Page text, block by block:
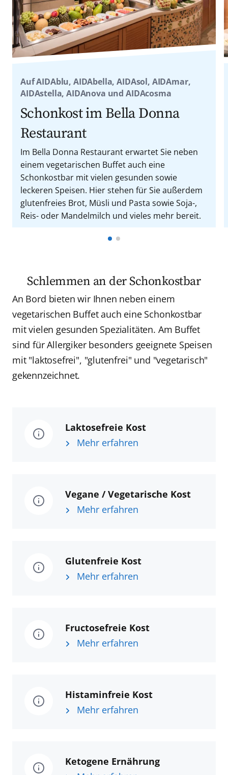
Auf AIDAblu, AIDAbella, AIDAsol, AIDAmar,
AIDAstella, AIDAnova und AIDAcosma
Schonkost im Bella Donna
Restaurant
Im Bella Donna Restaurant erwartet Sie neben
einem vegetarischen Buffet auch eine
Schonkostbar mit vielen gesunden sowie
leckeren Speisen. Hier stehen für Sie außerdem
glutenfreies Brot, Müsli und Pasta sowie Soja-,
Reis- oder Mandelmilch und vieles mehr bereit.
Schlemmen an der Schonkostbar
An Bord bieten wir Ihnen neben einem
vegetarischen Buffet auch eine Schonkostbar
mit vielen gesunden Spezialitäten. Am Buffet
sind für Allergiker besonders geeignete Speisen
mit "laktosefrei", "glutenfrei" und "vegetarisch"
gekennzeichnet.
Laktosefreie Kost
Mehr erfahren
Vegane / Vegetarische Kost
Mehr erfahren
Glutenfreie Kost
Mehr erfahren
Fructosefreie Kost
Mehr erfahren
Histaminfreie Kost
Mehr erfahren
Ketogene Ernährung